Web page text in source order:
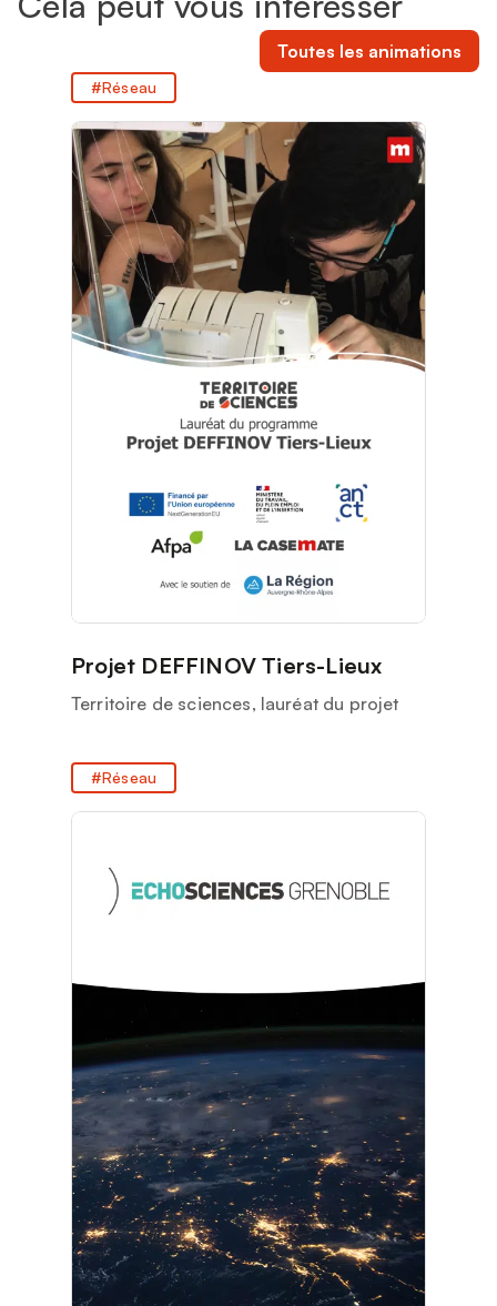
Toutes les animations
Réseau
Projet DEFFINOV Tiers-Lieux
Territoire de sciences, lauréat du projet
Réseau